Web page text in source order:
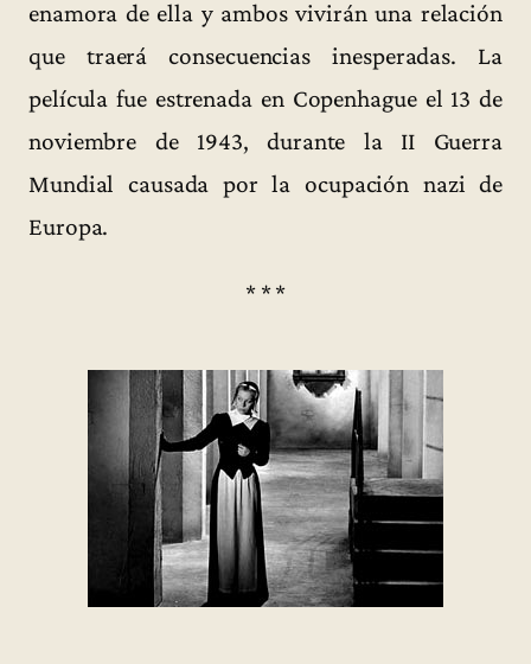
enamora de ella y ambos vivirán una relación
que traerá consecuencias inesperadas. La
película fue estrenada en Copenhague el 13 de
noviembre de 1943, durante la II Guerra
Mundial causada por la ocupación nazi de
Europa.
* * *